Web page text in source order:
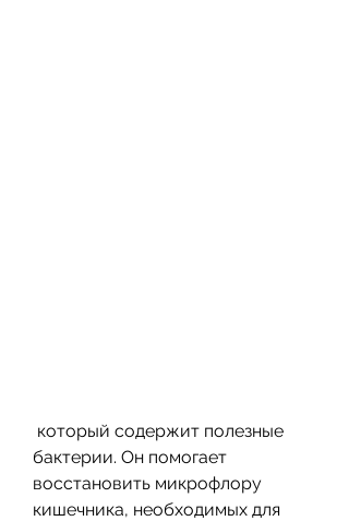
бактерии. Он помогает
восстановить микрофлору
кишечника, необходимых для